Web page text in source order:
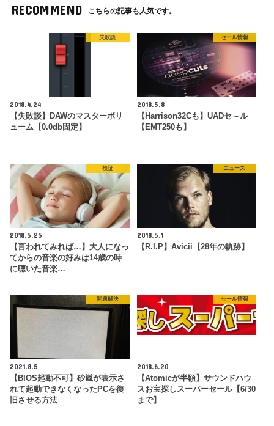
RECOMMEND こちらの記事も人気です。
失敗談
2018.4.24
【失敗談】DAWのマスターボリ
ューム【0.0db固定】
セール情報
2018.5.8
【Harrison32Cも】UADセ～ル
【EMT250も】
検証
2018.5.25
【言われてみれば…】大人になっ
てからの音楽の好みは14歳の時
に聴いた音楽…
ニュース
2018.5.1
【R.I.P】Avicii【28年の軌跡】
問題解決
2021.8.5
【BIOS起動不可】砂嵐が表示さ
れて起動できなくなったPCを復
旧させる方法
セール情報
2018.6.20
【Atomicが半額】サウンドハウ
スお宝探しスーパーセール【6/30
まで】